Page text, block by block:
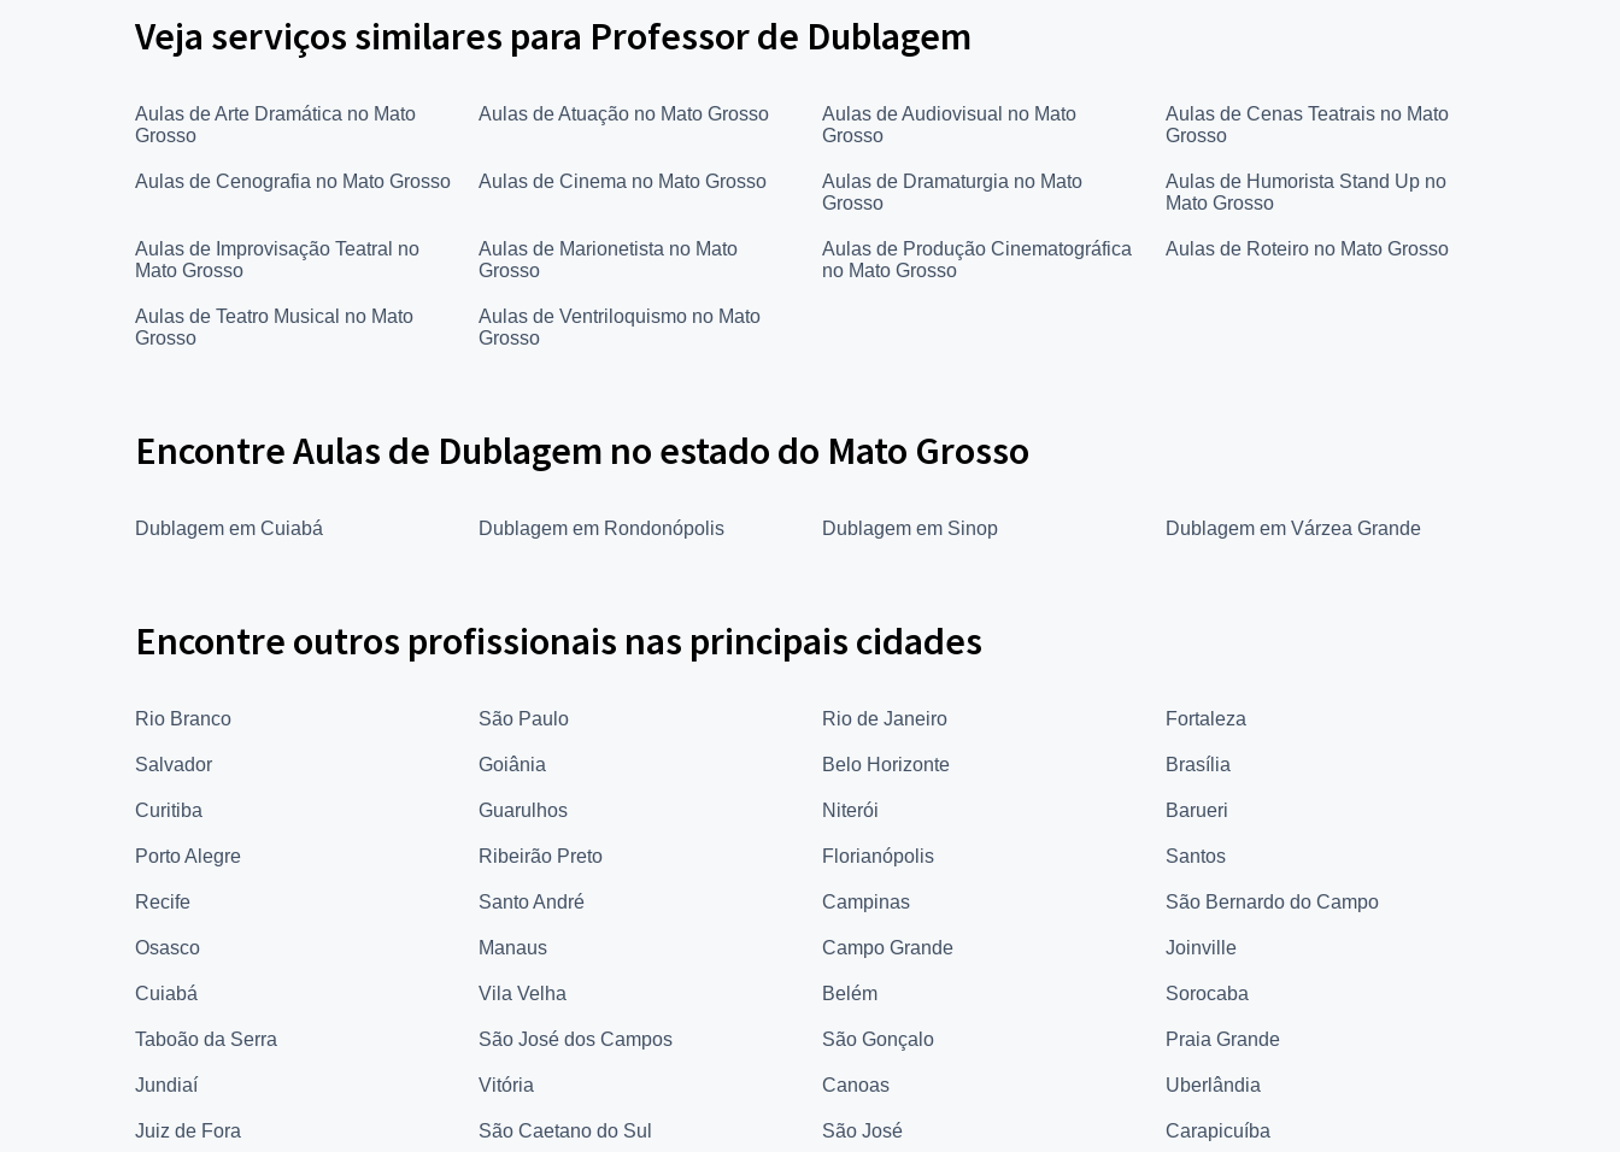
Veja serviços similares para Professor de Dublagem
Aulas de Arte Dramática no Mato
Grosso
Aulas de Atuação no Mato Grosso
Aulas de Audiovisual no Mato
Grosso
Aulas de Cenas Teatrais no Mato
Grosso
Aulas de Cenografia no Mato Grosso Aulas de Cinema no Mato Grosso
Aulas de Dramaturgia no Mato
Grosso
Aulas de Humorista Stand Up no
Mato Grosso
Aulas de Improvisação Teatral no
Mato Grosso
Aulas de Marionetista no Mato
Grosso
Aulas de Produção Cinematográfica
no Mato Grosso
Aulas de Roteiro no Mato Grosso
Aulas de Teatro Musical no Mato
Grosso
Aulas de Ventriloquismo no Mato
Grosso
Encontre Aulas de Dublagem no estado do Mato Grosso
Dublagem em Cuiabá Dublagem em Rondonópolis Dublagem em Sinop Dublagem em Várzea Grande
Encontre outros profissionais nas principais cidades
Rio Branco São Paulo Rio de Janeiro Fortaleza
Salvador Goiânia Belo Horizonte Brasília
Curitiba Guarulhos Niterói Barueri
Porto Alegre Ribeirão Preto Florianópolis Santos
Recife Santo André Campinas São Bernardo do Campo
Osasco Manaus Campo Grande Joinville
Cuiabá Vila Velha Belém Sorocaba
Taboão da Serra São José dos Campos São Gonçalo Praia Grande
Jundiaí Vitória Canoas Uberlândia
Juiz de Fora São Caetano do Sul São José Carapicuíba